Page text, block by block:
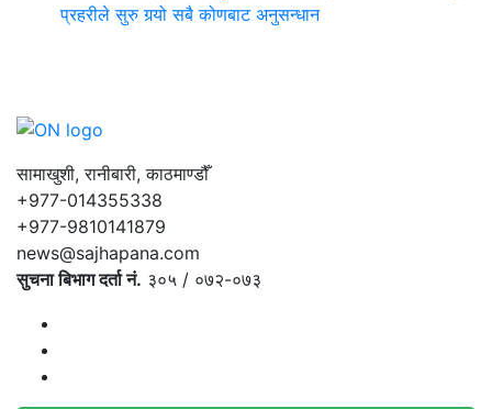
प्रहरीले सुरु गर्‍यो सबै कोणबाट अनुसन्धान
सामाखुशी, रानीबारी, काठमाण्डौँ
+977-014355338
+977-9810141879
news@sajhapana.com
सुचना बिभाग दर्ता नं. ३०५ / ०७२-०७३